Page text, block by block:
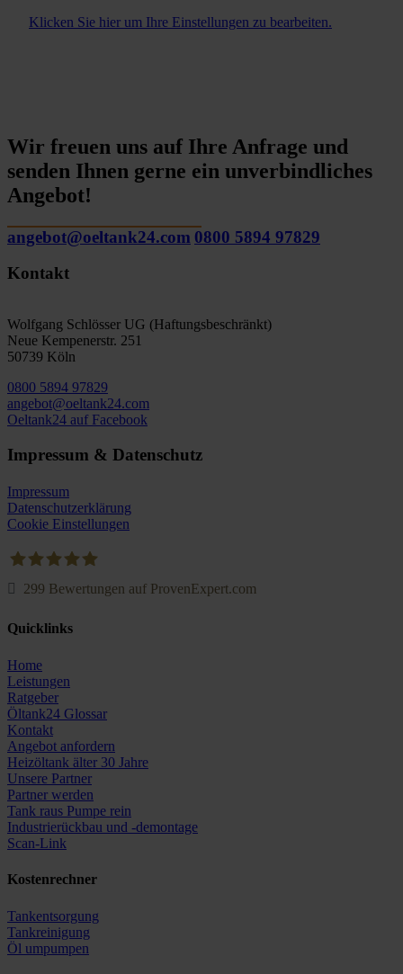
Klicken Sie hier um Ihre Einstellungen zu bearbeiten.
Wir freuen uns auf Ihre Anfrage und
senden Ihnen gerne ein unverbindliches
Angebot!
angebot@oeltank24.com 0800 5894 97829
Kontakt
Wolfgang Schlösser UG (Haftungsbeschränkt)
Neue Kempenerstr. 251
50739 Köln
0800 5894 97829
angebot@oeltank24.com
Oeltank24 auf Facebook
Impressum & Datenschutz
Impressum
Datenschutzerklärung
Cookie Einstellungen
299 Bewertungen auf ProvenExpert.com
Quicklinks
Home
Leistungen
Ratgeber
Öltank24 Glossar
Kontakt
Angebot anfordern
Heizöltank älter 30 Jahre
Unsere Partner
Partner werden
Tank raus Pumpe rein
Industrierückbau und -demontage
Scan-Link
Kostenrechner
Tankentsorgung
Tankreinigung
Öl umpumpen